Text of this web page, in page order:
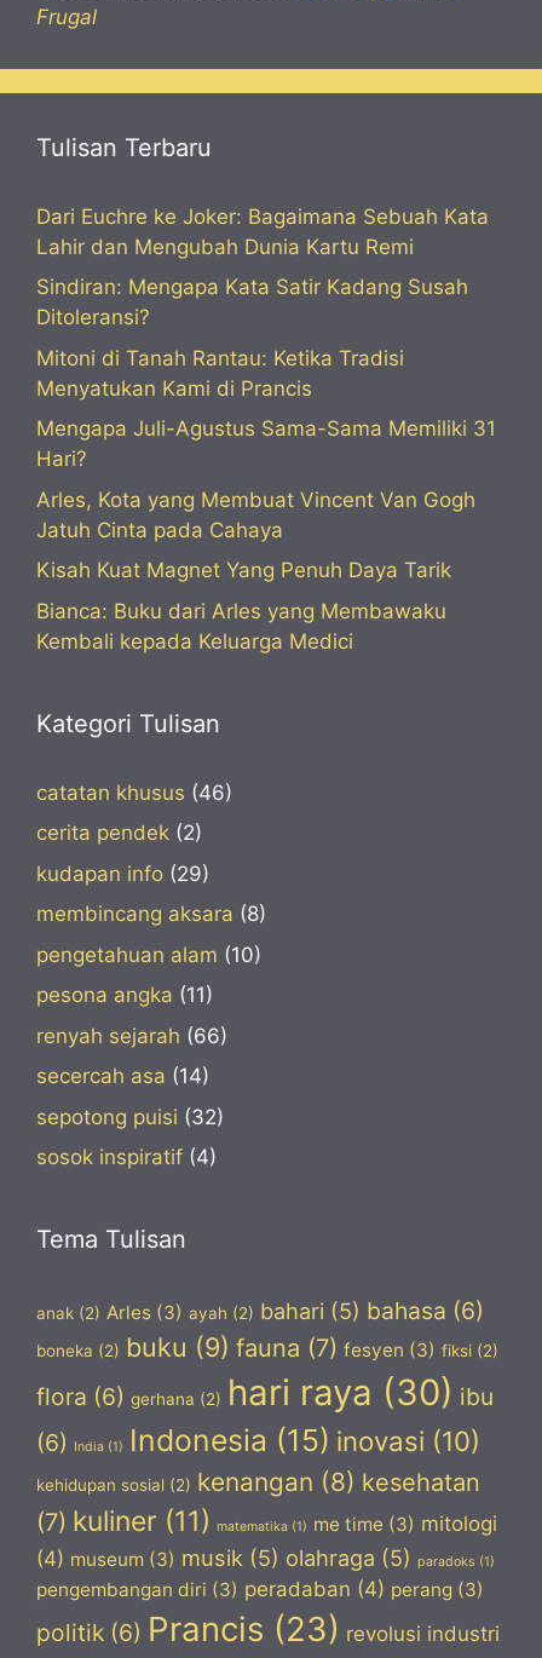
Frugal
Tulisan Terbaru
Dari Euchre ke Joker: Bagaimana Sebuah Kata
Lahir dan Mengubah Dunia Kartu Remi
Sindiran: Mengapa Kata Satir Kadang Susah
Ditoleransi?
Mitoni di Tanah Rantau: Ketika Tradisi
Menyatukan Kami di Prancis
Mengapa Juli-Agustus Sama-Sama Memiliki 31
Hari?
Arles, Kota yang Membuat Vincent Van Gogh
Jatuh Cinta pada Cahaya
Kisah Kuat Magnet Yang Penuh Daya Tarik
Bianca: Buku dari Arles yang Membawaku
Kembali kepada Keluarga Medici
Kategori Tulisan
catatan khusus (46)
cerita pendek (2)
kudapan info (29)
membincang aksara (8)
pengetahuan alam (10)
pesona angka (11)
renyah sejarah (66)
secercah asa (14)
sepotong puisi (32)
sosok inspiratif (4)
Tema Tulisan
anak (2) Arles (3) ayah (2) bahari (5) bahasa (6)
boneka (2) buku (9) fauna (7) fesyen (3) fiksi (2)
flora (6) gerhana (2) hari raya (30) ibu
(6)
India (1) Indonesia (15) inovasi (10)
kehidupan sosial (2) kenangan (8) kesehatan
(7) kuliner (11) matematika (1) me time (3) mitologi
(4) museum (3) musik (5) olahraga (5) paradoks (1)
pengembangan diri (3) peradaban (4) perang (3)
politik (6) Prancis (23) revolusi industri